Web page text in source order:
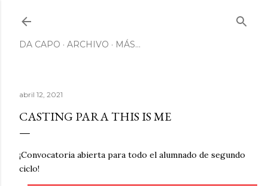
DA CAPO ARCHIVO MÁS…
abril 12, 2021
CASTING PARA THIS IS ME
¡Convocatoria abierta para todo el alumnado de segundo
ciclo!